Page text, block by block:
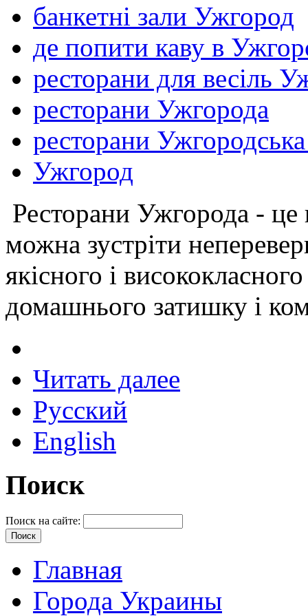
банкетні зали Ужгород
де попити каву в
ресторани для весіль
ресторани Ужгорода
ресторани
Ужгород
Ресторани Ужгорода -
можна зустріти
якісного і
домашнього затишку і
Читать далее
Русский
English
Поиск
Поиск на сайте:
Главная
Города Украины